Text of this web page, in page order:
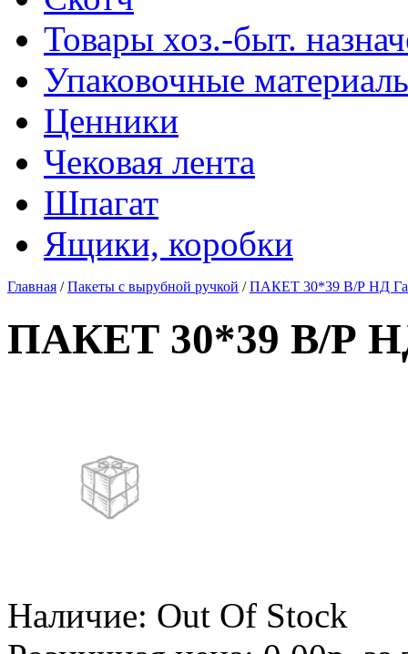
Товары хоз.-быт.
Упаковочные
Ценники
Чековая лента
Шпагат
Ящики, коробки
Главная /Пакеты с вырубной ручкой /ПАКЕТ 30*39 В/Р НД
ПАКЕТ 30*39 В/Р
Наличие: Out Of Stock